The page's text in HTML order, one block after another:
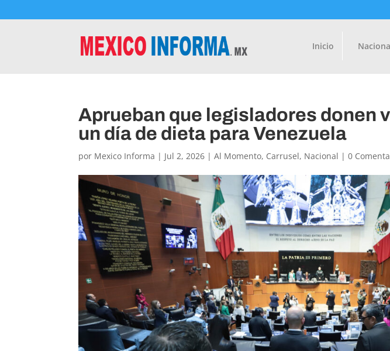
Inicio
Aprueban que legisladores donen
un día de dieta para Venezuela
por Mexico Informa | Jul 2, 2026 |Al Momento, Carrusel, Nacional |0